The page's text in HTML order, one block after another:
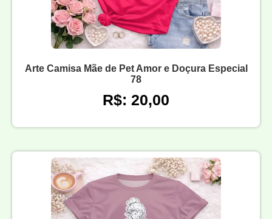
Arte Camisa Mãe de Pet Amor e Doçura Especial
78
R$: 20,00